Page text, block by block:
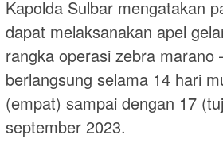
Kapolda Sulbar mengatakan
dapat melaksanakan apel
rangka operasi zebra marano
berlangsung selama 14 hari
(empat) sampai dengan 17
september 2023.